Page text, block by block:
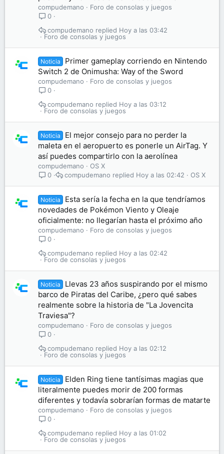
compudemano
Foro de consolas y juegos
0
Foro de consolas y juegos
Hoy a las 03:42
compudemano
Noticia
Primer gameplay corriendo en Nintendo
Switch 2 de Onimusha: Way of the Sword
compudemano
Foro de consolas y juegos
0
Foro de consolas y juegos
Hoy a las 03:12
compudemano
Noticia
El mejor consejo para no perder la
maleta en el aeropuerto es ponerle un AirTag. Y
así puedes compartirlo con la aerolínea
compudemano
OS X
0
OS X
Hoy a las 02:42
compudemano
Noticia
Esta sería la fecha en la que tendríamos
novedades de Pokémon Viento y Oleaje
oficialmente: no llegarían hasta el próximo año
compudemano
Foro de consolas y juegos
0
Foro de consolas y juegos
Hoy a las 02:42
compudemano
Noticia
Llevas 23 años suspirando por el mismo
barco de Piratas del Caribe, ¿pero qué sabes
realmente sobre la historia de "La Jovencita
Traviesa"?
compudemano
Foro de consolas y juegos
0
Foro de consolas y juegos
Hoy a las 02:12
compudemano
Noticia
Elden Ring tiene tantísimas magias que
literalmente puedes morir de 200 formas
diferentes y todavía sobrarían formas de matarte
compudemano
Foro de consolas y juegos
0
Foro de consolas y juegos
Hoy a las 01:02
compudemano